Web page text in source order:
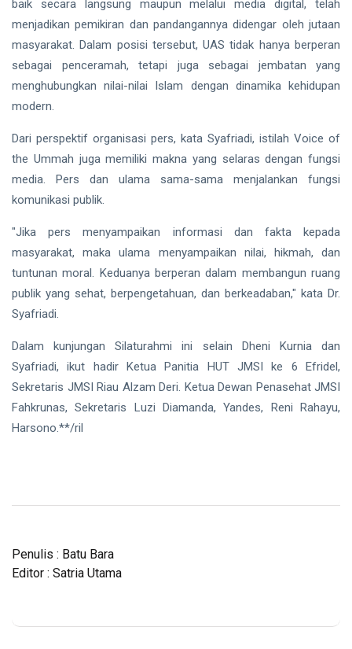
baik secara langsung maupun melalui media digital, telah
menjadikan pemikiran dan pandangannya didengar oleh jutaan
masyarakat. Dalam posisi tersebut, UAS tidak hanya berperan
sebagai penceramah, tetapi juga sebagai jembatan yang
menghubungkan nilai-nilai Islam dengan dinamika kehidupan
modern.
Dari perspektif organisasi pers, kata Syafriadi, istilah Voice of
the Ummah juga memiliki makna yang selaras dengan fungsi
media. Pers dan ulama sama-sama menjalankan fungsi
komunikasi publik.
"Jika pers menyampaikan informasi dan fakta kepada
masyarakat, maka ulama menyampaikan nilai, hikmah, dan
tuntunan moral. Keduanya berperan dalam membangun ruang
publik yang sehat, berpengetahuan, dan berkeadaban," kata Dr.
Syafriadi.
Dalam kunjungan Silaturahmi ini selain Dheni Kurnia dan
Syafriadi, ikut hadir Ketua Panitia HUT JMSI ke 6 Efridel,
Sekretaris JMSI Riau Alzam Deri. Ketua Dewan Penasehat JMSI
Fahkrunas, Sekretaris Luzi Diamanda, Yandes, Reni Rahayu,
Harsono.**/ril
Penulis : Batu Bara
Editor : Satria Utama